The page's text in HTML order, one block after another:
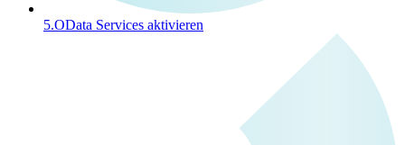
5.OData Services aktivieren